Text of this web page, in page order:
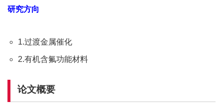
研究方向
1.过渡金属催化
2.有机含氟功能材料
论文概要